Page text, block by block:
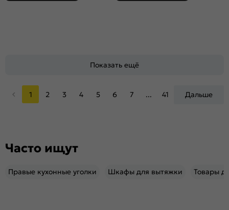
Показать ещё
1 2 3 4 5 6 7 ... 41 Дальше
Часто ищут
Правые кухонные уголки Шкафы для вытяжки Товары